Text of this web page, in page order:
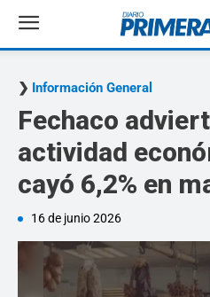
Información General
Fechaco
actividad
cayó 6,2% en
16 de junio 2026